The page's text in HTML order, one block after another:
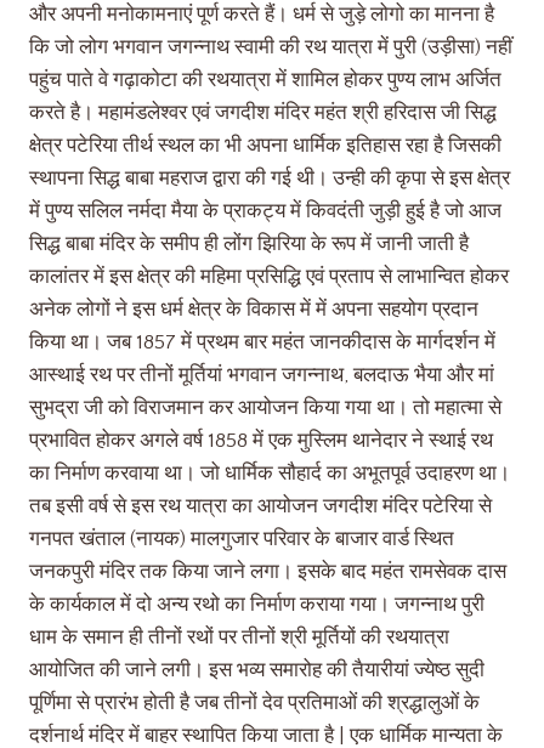
और अपनी मनोकामनाएं पूर्ण करते हैं। धर्म से जुड़े लोगो का मानना है
कि जो लोग भगवान जगन्नाथ स्वामी की रथ यात्रा में पुरी (उड़ीसा) नहीं
पहुंच पाते वे गढ़ाकोटा की रथयात्रा में शामिल होकर पुण्य लाभ अर्जित
करते है। महामंडलेश्वर एवं जगदीश मंदिर महंत श्री हरिदास जी सिद्ध
क्षेत्र पटेरिया तीर्थ स्थल का भी अपना धार्मिक इतिहास रहा है जिसकी
स्थापना सिद्ध बाबा महराज द्वारा की गई थी। उन्ही की कृपा से इस क्षेत्र
में पुण्य सलिल नर्मदा मैया के प्राकट्य में किवदंती जुड़ी हुई है जो आज
सिद्ध बाबा मंदिर के समीप ही लोंग झिरिया के रूप में जानी जाती है
कालांतर में इस क्षेत्र की महिमा प्रसिद्धि एवं प्रताप से लाभान्वित होकर
अनेक लोगों ने इस धर्म क्षेत्र के विकास में में अपना सहयोग प्रदान
किया था। जब 1857 में प्रथम बार महंत जानकीदास के मार्गदर्शन में
आस्थाई रथ पर तीनों मूर्तियां भगवान जगन्नाथ, बलदाऊ भैया और मां
सुभद्रा जी को विराजमान कर आयोजन किया गया था। तो महात्मा से
प्रभावित होकर अगले वर्ष 1858 में एक मुस्लिम थानेदार ने स्थाई रथ
का निर्माण करवाया था। जो धार्मिक सौहार्द का अभूतपूर्व उदाहरण था।
तब इसी वर्ष से इस रथ यात्रा का आयोजन जगदीश मंदिर पटेरिया से
गनपत खंताल (नायक) मालगुजार परिवार के बाजार वार्ड स्थित
जनकपुरी मंदिर तक किया जाने लगा। इसके बाद महंत रामसेवक दास
के कार्यकाल में दो अन्य रथो का निर्माण कराया गया। जगन्नाथ पुरी
धाम के समान ही तीनों रथों पर तीनों श्री मूर्तियों की रथयात्रा
आयोजित की जाने लगी। इस भव्य समारोह की तैयारीयां ज्येष्ठ सुदी
पूर्णिमा से प्रारंभ होती है जब तीनों देव प्रतिमाओं की श्रद्धालुओं के
दर्शनार्थ मंदिर में बाहर स्थापित किया जाता है | एक धार्मिक मान्यता के